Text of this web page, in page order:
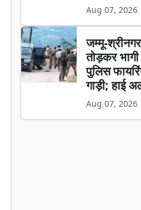
Aug 07, 2026
जम्मू-
तोड़कर भागी
पुलिस
गाड़ी; हाई
Aug 07, 2026